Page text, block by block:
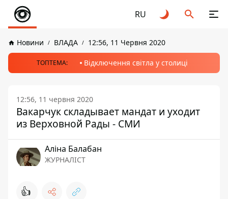
RU
Новини ВЛАДА 12:56, 11 Червня 2020
ТОПТЕМА: Відключення світла у столиці
12:56, 11 червня 2020
Вакарчук складывает мандат и уходит
из Верховной Рады - СМИ
Аліна Балабан
ЖУРНАЛІСТ
👍